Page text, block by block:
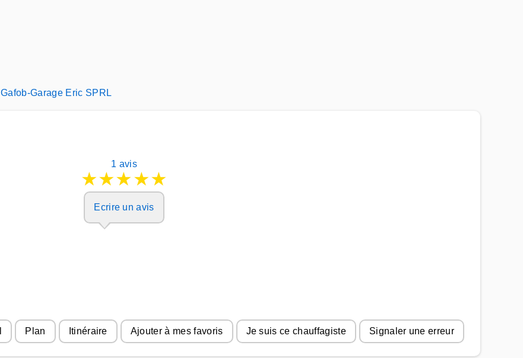
Gafob-Garage Eric SPRL
1 avis
★★★★★
Ecrire un avis
Plan Itinéraire Ajouter à mes favoris Je suis ce chauffagiste Signaler une erreur